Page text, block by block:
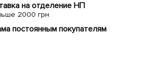
на отделение НП
2000 грн
постоянным покупателям